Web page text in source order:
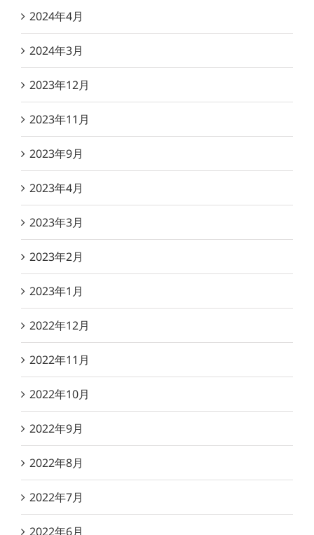
2024年4月
2024年3月
2023年12月
2023年11月
2023年9月
2023年4月
2023年3月
2023年2月
2023年1月
2022年12月
2022年11月
2022年10月
2022年9月
2022年8月
2022年7月
2022年6月